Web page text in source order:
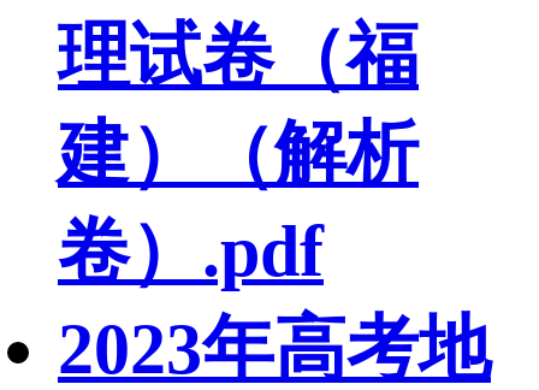
理试卷（福
建）（解析
卷）.pdf
2023年高考地